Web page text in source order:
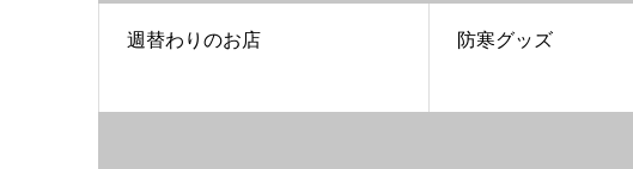
週替わりのお店 防寒グッズ